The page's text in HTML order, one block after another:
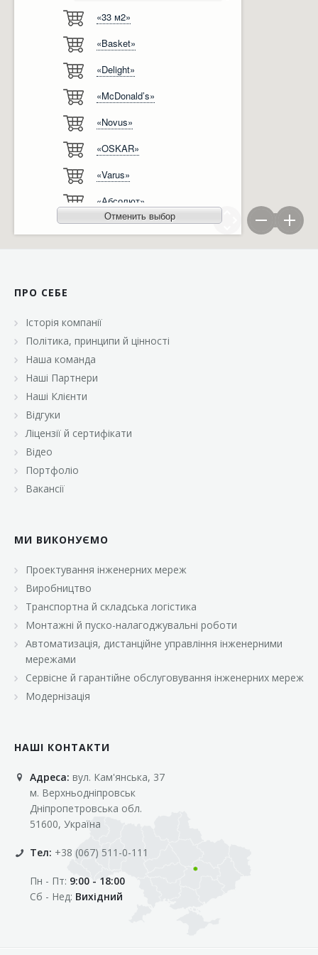
Ліцензії, сертифікати, дипломи
Автоматизація
Модернізація
«33 м2»
«Basket»
«Delight»
«McDonald’s»
«Novus»
«OSKAR»
«Varus»
«Абсолют»
«Агро-Овен»
«Велмарт»
«ВК Експресс»
«Класс»
«Континент»
«Малинка»
«Марс»
«Оптовичок»
«Свіжачок»
«Сільпо»
«Фора»
«Фреш»
«Фуршет»
«Цент»
Отменить выбор
ПРО СЕБЕ
Історія компанії
Політика, принципи й цінності
Наша команда
Наші Партнери
Наші Клієнти
Відгуки
Ліцензії й сертифікати
Відео
Портфоліо
Вакансії
МИ ВИКОНУЄМО
Проектування інженерних мереж
Виробництво
Транспортна й складська логістика
Монтажні й пуско-налагоджувальні роботи
Автоматизація, дистанційне управління інженерними
мережами
Сервісне й гарантійне обслуговування інженерних мереж
Модернізація
НАШІ КОНТАКТИ
Адреса: вул. Кам'янська, 37
м. Верхньодніпровськ
Дніпропетровська обл.
51600, Україна
Тел: +38 (067) 511-0-111
Пн - Пт: 9:00 - 18:00
Сб - Нед: Вихідний